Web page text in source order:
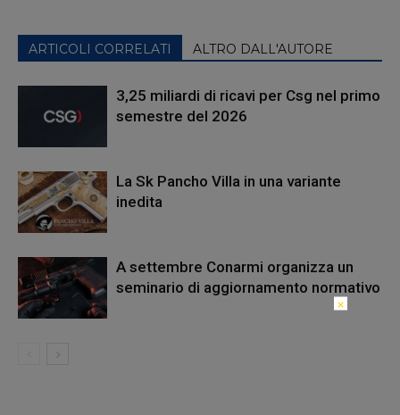
ARTICOLI CORRELATI ALTRO DALL'AUTORE
3,25 miliardi di ricavi per Csg nel primo
semestre del 2026
La Sk Pancho Villa in una variante
inedita
A settembre Conarmi organizza un
seminario di aggiornamento normativo
×